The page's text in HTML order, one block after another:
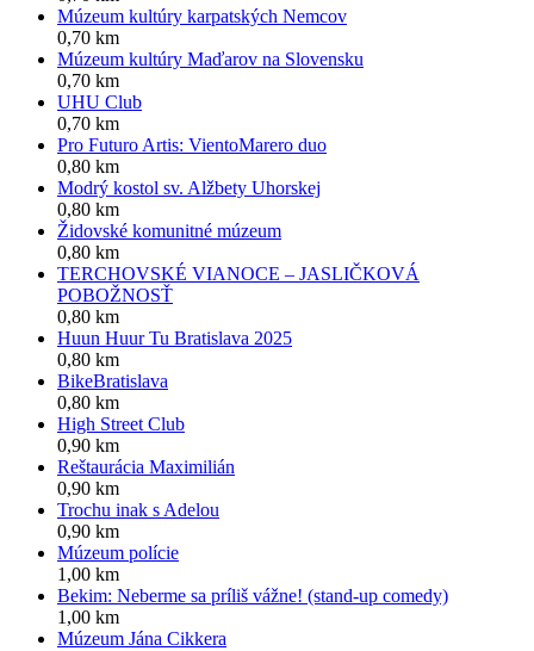
Múzeum kultúry karpatských Nemcov
0,70 km
Múzeum kultúry Maďarov na Slovensku
0,70 km
UHU Club
0,70 km
Pro Futuro Artis: VientoMarero duo
0,80 km
Modrý kostol sv. Alžbety Uhorskej
0,80 km
Židovské komunitné múzeum
0,80 km
TERCHOVSKÉ VIANOCE – JASLIČKOVÁ
POBOŽNOSŤ
0,80 km
Huun Huur Tu Bratislava 2025
0,80 km
BikeBratislava
0,80 km
High Street Club
0,90 km
Reštaurácia Maximilián
0,90 km
Trochu inak s Adelou
0,90 km
Múzeum polície
1,00 km
Bekim: Neberme sa príliš vážne! (stand-up comedy)
1,00 km
Múzeum Jána Cikkera